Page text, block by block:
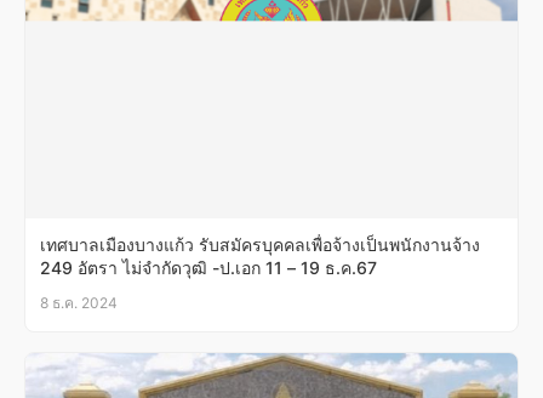
เทศบาลเมืองบางแก้ว รับสมัครบุคคลเพื่อจ้างเป็นพนักงานจ้าง
249 อัตรา ไม่จำกัดวุฒิ -ป.เอก 11 – 19 ธ.ค.67
8 ธ.ค. 2024